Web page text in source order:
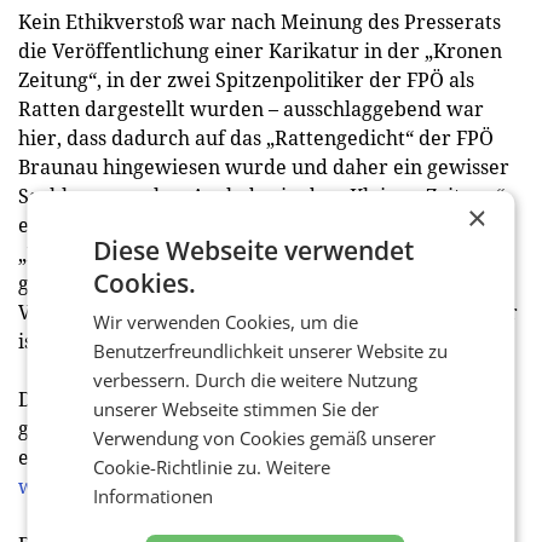
Kein Ethikverstoß war nach Meinung des Presserats
die Veröffentlichung einer Karikatur in der „Kronen
Zeitung“, in der zwei Spitzenpolitiker der FPÖ als
Ratten dargestellt wurden – ausschlaggebend war
hier, dass dadurch auf das „Rattengedicht“ der FPÖ
Braunau hingewiesen wurde und daher ein gewisser
Sachbezug vorlag. Auch der in der „Kleinen Zeitung“
erhobene Antisemitismusvorwurf gegenüber der
„BDS-Bewegung“ wurde vom Presserat nicht
geahndet. Zuletzt wurde auch ein Bild, das
Vizekanzler Werner Kogler zeigt, wie er einen Burger
isst, als medienethisch unbedenklich eingestuft.
Den Tätigkeitsbericht 2019, in dem einige der oben
genannten Fälle genauer beschrieben werden, sowie
eine detaillierte Fallstatistik finden Sie unter
www.presserat.at
×
Diese Webseite verwendet
Cookies.
Wir verwenden Cookies, um die
Benutzerfreundlichkeit unserer Website zu
verbessern. Durch die weitere Nutzung
unserer Webseite stimmen Sie der
Verwendung von Cookies gemäß unserer
Cookie-Richtlinie zu.Weitere
Informationen